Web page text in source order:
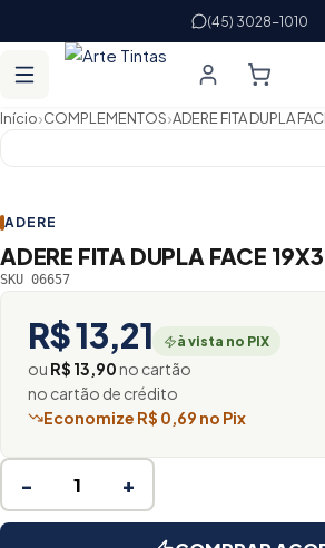
(45) 3028-1010
Início›COMPLEMENTOS›ADERE FITA DUPLA
ADERE
ADERE FITA DUPLA FACE
SKU 06657
R$ 13,21 à vista no PIX
ou R$ 13,90no cartão
no cartão de crédito
Economize R$ 0,69 no Pix
− +